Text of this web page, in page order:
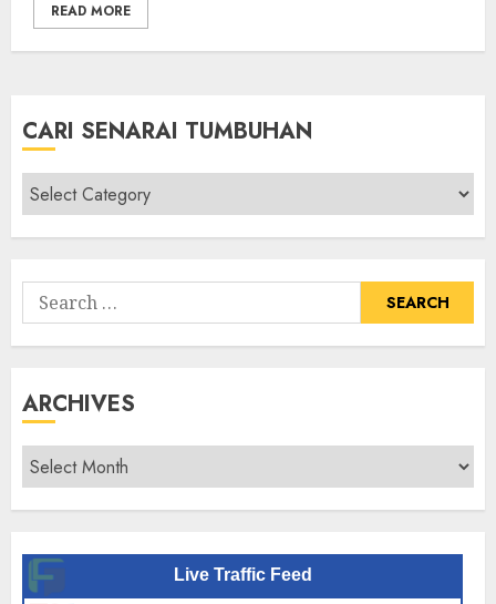
READ MORE
CARI SENARAI TUMBUHAN
Cari
Senarai
Tumbuhan
Search
for:
ARCHIVES
Archives
Live Traffic Feed